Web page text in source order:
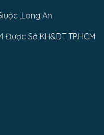
,Long An
Được Sở KH&DT TP.HCM